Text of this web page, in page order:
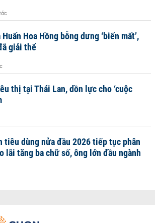
Hoa Hồng bỗng dưng ‘biến mất’,
giải thể
thị tại Thái Lan, dồn lực cho ‘cuộc
tiêu dùng nửa đầu 2026 tiếp tục phân
lãi tăng ba chữ số, ông lớn đầu ngành